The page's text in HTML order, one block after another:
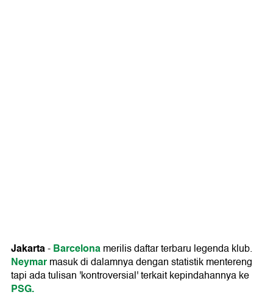
Jakarta-Barcelonamerilis daftar terbaru legenda klub.
Neymarmasuk di dalamnya dengan statistik mentereng
tapi ada tulisan 'kontroversial' terkait kepindahannya ke
PSG.